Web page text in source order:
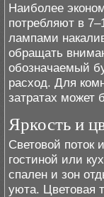
Наиболее
потребляют в
лампами
обращать
обозначаемый
расход. Для
затратах может
Яркость и
Световой поток
гостиной или
спален и зон
уюта. Цветовая